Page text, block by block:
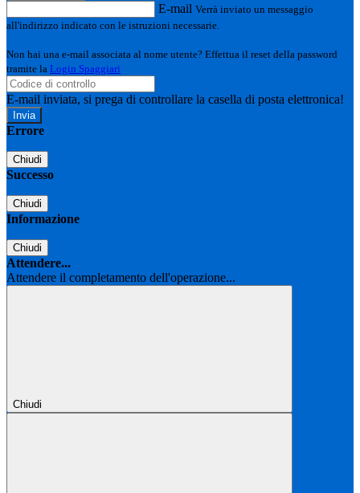
E-mail Verrà inviato un messaggio
all'indirizzo indicato con le istruzioni necessarie.
Non hai una e-mail associata al nome utente? Effettua il reset della password
tramite la Login Spaggiari
E-mail inviata, si prega di controllare la casella di posta elettronica!
Errore
Chiudi
Successo
Chiudi
Informazione
Chiudi
Attendere...
Attendere il completamento dell'operazione...
Chiudi